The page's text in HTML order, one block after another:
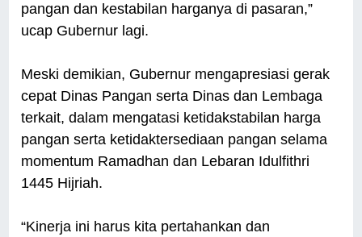
pangan dan kestabilan harganya di pasaran,”
ucap Gubernur lagi.
Meski demikian, Gubernur mengapresiasi gerak
cepat Dinas Pangan serta Dinas dan Lembaga
terkait, dalam mengatasi ketidakstabilan harga
pangan serta ketidaktersediaan pangan selama
momentum Ramadhan dan Lebaran Idulfithri
1445 Hijriah.
“Kinerja ini harus kita pertahankan dan